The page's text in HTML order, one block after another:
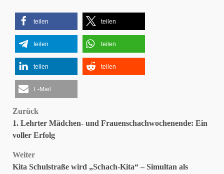
teilen teilen
teilen teilen
teilen teilen
E-Mail
Beitragsnavigation
Zurück
1. Lehrter Mädchen- und Frauenschachwochenende: Ein
voller Erfolg
Weiter
Kita Schulstraße wird „Schach-Kita“ – Simultan als